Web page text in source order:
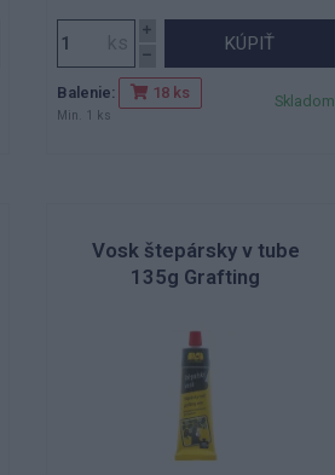
KÚPIŤ
Balenie: 18 ks
Min. 1 ks
Skladom
Vosk štepársky v tube
135g Grafting